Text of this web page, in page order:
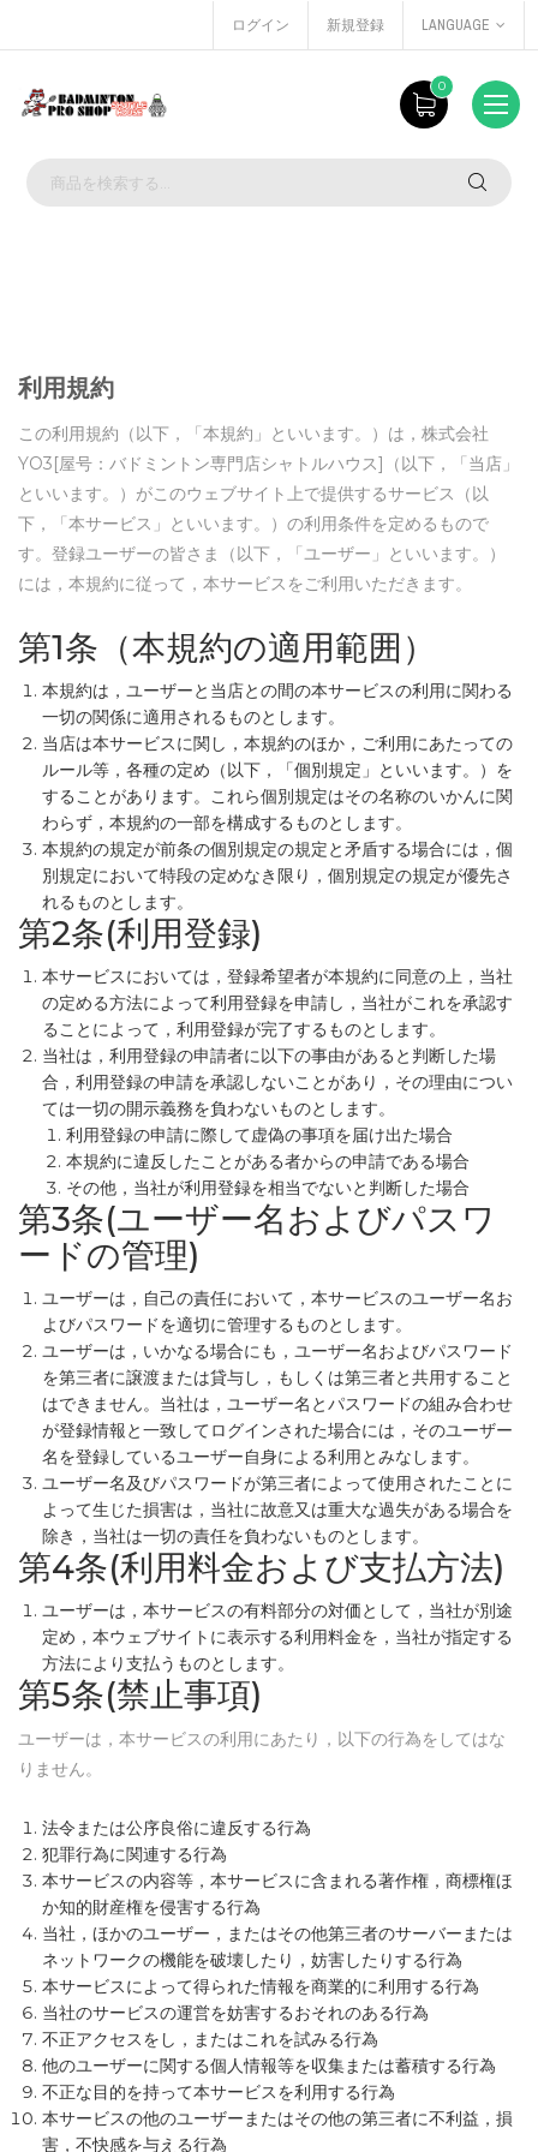
ログイン 新規登録 LANGUAGE
0
利用規約
この利用規約（以下，「本規約」といいます。）は，株式会社
YO3[屋号：バドミントン専門店シャトルハウス]（以下，「当店」
といいます。）がこのウェブサイト上で提供するサービス（以
下，「本サービス」といいます。）の利用条件を定めるもので
す。登録ユーザーの皆さま（以下，「ユーザー」といいます。）
には，本規約に従って，本サービスをご利用いただきます。
第1条（本規約の適用範囲）
本規約は，ユーザーと当店との間の本サービスの利用に関わる
一切の関係に適用されるものとします。
当店は本サービスに関し，本規約のほか，ご利用にあたっての
ルール等，各種の定め（以下，「個別規定」といいます。）を
することがあります。これら個別規定はその名称のいかんに関
わらず，本規約の一部を構成するものとします。
本規約の規定が前条の個別規定の規定と矛盾する場合には，個
別規定において特段の定めなき限り，個別規定の規定が優先さ
れるものとします。
第2条(利用登録)
本サービスにおいては，登録希望者が本規約に同意の上，当社
の定める方法によって利用登録を申請し，当社がこれを承認す
ることによって，利用登録が完了するものとします。
当社は，利用登録の申請者に以下の事由があると判断した場
合，利用登録の申請を承認しないことがあり，その理由につい
ては一切の開示義務を負わないものとします。
利用登録の申請に際して虚偽の事項を届け出た場合
本規約に違反したことがある者からの申請である場合
その他，当社が利用登録を相当でないと判断した場合
第3条(ユーザー名およびパスワ
ードの管理)
ユーザーは，自己の責任において，本サービスのユーザー名お
よびパスワードを適切に管理するものとします。
ユーザーは，いかなる場合にも，ユーザー名およびパスワード
を第三者に譲渡または貸与し，もしくは第三者と共用すること
はできません。当社は，ユーザー名とパスワードの組み合わせ
が登録情報と一致してログインされた場合には，そのユーザー
名を登録しているユーザー自身による利用とみなします。
ユーザー名及びパスワードが第三者によって使用されたことに
よって生じた損害は，当社に故意又は重大な過失がある場合を
除き，当社は一切の責任を負わないものとします。
第4条(利用料金および支払方法)
ユーザーは，本サービスの有料部分の対価として，当社が別途
定め，本ウェブサイトに表示する利用料金を，当社が指定する
方法により支払うものとします。
第5条(禁止事項)
ユーザーは，本サービスの利用にあたり，以下の行為をしてはな
りません。
法令または公序良俗に違反する行為
犯罪行為に関連する行為
本サービスの内容等，本サービスに含まれる著作権，商標権ほ
か知的財産権を侵害する行為
当社，ほかのユーザー，またはその他第三者のサーバーまたは
ネットワークの機能を破壊したり，妨害したりする行為
本サービスによって得られた情報を商業的に利用する行為
当社のサービスの運営を妨害するおそれのある行為
不正アクセスをし，またはこれを試みる行為
他のユーザーに関する個人情報等を収集または蓄積する行為
不正な目的を持って本サービスを利用する行為
本サービスの他のユーザーまたはその他の第三者に不利益，損
害，不快感を与える行為